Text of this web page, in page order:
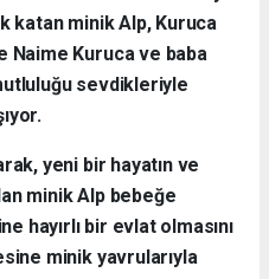
katan minik Alp, Kuruca
Naime Kuruca ve baba
sevdikleriyle
yeni bir hayatın ve
minik Alp bebeğe
hayırlı bir evlat olmasını
minik yavrularıyla